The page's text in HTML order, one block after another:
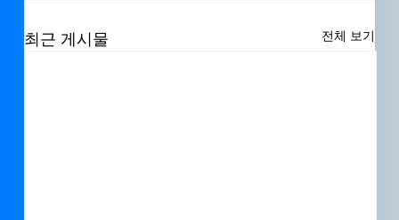
최근 게시물 전체 보기